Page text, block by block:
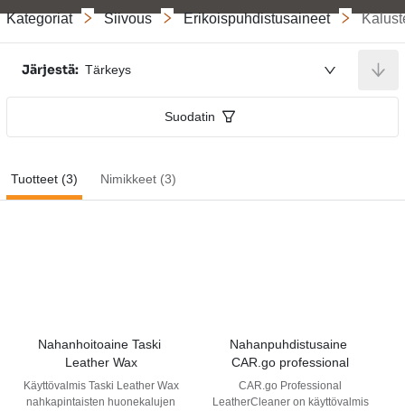
Kategoriat Siivous Erikoispuhdistusaineet
Järjestä: Tärkeys
Suodatin
Tuotteet (3) Nimikkeet (3)
Nahanhoitoaine Taski
Leather Wax
Käyttövalmis Taski Leather Wax
nahkapintaisten huonekalujen
Nahanpuhdistusaine
CAR.go professional
CAR.go Professional
LeatherCleaner on käyttövalmis